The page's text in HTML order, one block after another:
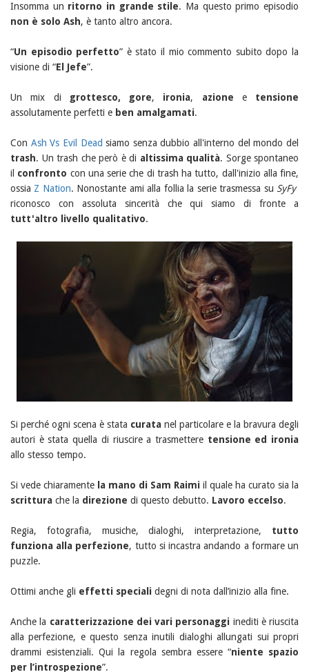
Insomma un ritorno in grande stile. Ma questo primo episodio
non è solo Ash, è tanto altro ancora.
“Un episodio perfetto” è stato il mio commento subito dopo la
visione di “El Jefe”.
Un mix di grottesco, gore, ironia, azione e tensione
assolutamente perfetti e ben amalgamati.
Con Ash Vs Evil Dead siamo senza dubbio all'interno del mondo del
trash. Un trash che però è di altissima qualità. Sorge spontaneo
il confronto con una serie che di trash ha tutto, dall'inizio alla fine,
ossia Z Nation. Nonostante ami alla follia la serie trasmessa su SyFy
riconosco con assoluta sincerità che qui siamo di fronte a
tutt'altro livello qualitativo.
Si perché ogni scena è stata curata nel particolare e la bravura degli
autori è stata quella di riuscire a trasmetteretensione ed ironia
allo stesso tempo.
Si vede chiaramente la mano di Sam Raimi il quale ha curato sia la
scrittura che la direzione di questo debutto. Lavoro eccelso.
Regia, fotografia, musiche, dialoghi, interpretazione, tutto
funziona alla perfezione, tutto si incastra andando a formare un
puzzle.
Ottimi anche gli effetti speciali degni di nota dall’inizio alla fine.
Anche la caratterizzazione dei vari personaggi inediti è riuscita
alla perfezione, e questo senza inutili dialoghi allungati sui propri
drammi esistenziali. Qui la regola sembra essere “niente spazio
per l’introspezione”.